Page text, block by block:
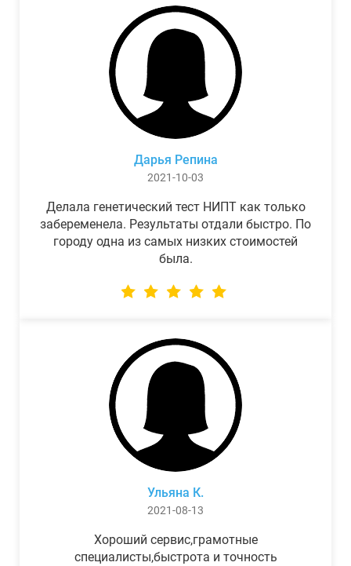
Дарья Репина
2021-10-03
Делала генетический тест НИПТ как только
забеременела. Результаты отдали быстро. По
городу одна из самых низких стоимостей
была.
Ульяна К.
2021-08-13
Хороший сервис,грамотные
специалисты,быстрота и точность